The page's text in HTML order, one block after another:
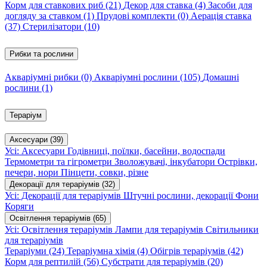
Корм для ставкових риб (21) Декор для ставка (4) Засоби для
догляду за ставком (1) Прудові комплекти (0) Аерація ставка
(37) Стерилізатори (10)
Рибки та рослини
Акваріумні рибки (0) Акваріумні рослини (105) Домашні
рослини (1)
Тераріум
Аксесуари (39)
Усі: Аксесуари Годівниці, поїлки, басейни, водоспади
Термометри та гігрометри Зволожувачі, інкубатори Острівки,
печери, нори Пінцети, совки, різне
Декорації для тераріумів (32)
Усі: Декорації для тераріумів Штучні рослини, декораціїФони
Коряги
Освітлення тераріумів (65)
Усі: Освітлення тераріумів Лампи для тераріумів Світильники
для тераріумів
Тераріуми (24) Тераріумна хімія (4) Обігрів тераріумів (42)
Корм для рептилій (56) Субстрати для тераріумів (20)